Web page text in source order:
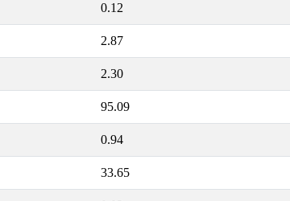
0.12
2.87
2.30
95.09
0.94
33.65